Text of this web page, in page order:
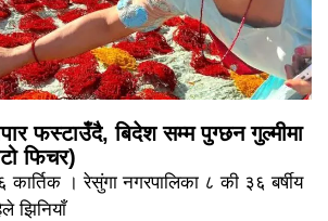
फस्टाउँदै, बिदेश सम्म पुग्छन गुल्मीमा
फिचर)
कार्तिक । रेसुंगा नगरपालिका ८ की ३६ बर्षीय
झिनियाँ